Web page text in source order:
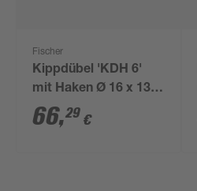
Fischer
Kippdübel 'KDH 6'
mit Haken Ø 16 x 130
mm 20 Stück
66,29 €